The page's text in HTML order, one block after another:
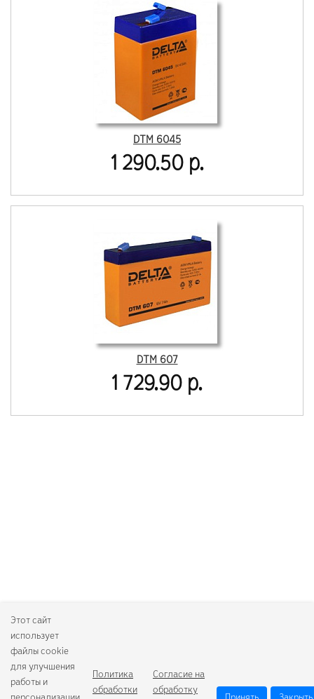
DTM 6045
1 290.50 р.
DTM 607
1 729.90 р.
Этот сайт
использует
файлы cookie
для улучшения
работы и
Политика
обработки
Согласие на
обработку